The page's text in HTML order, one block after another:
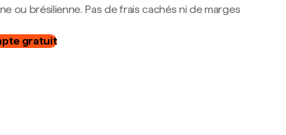
ou brésilienne. Pas de frais cachés ni de marges
gratuit